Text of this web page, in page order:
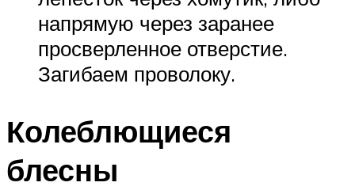
напрямую через заранее
просверленное отверстие.
Загибаем проволоку.
Колеблющиеся
блесны